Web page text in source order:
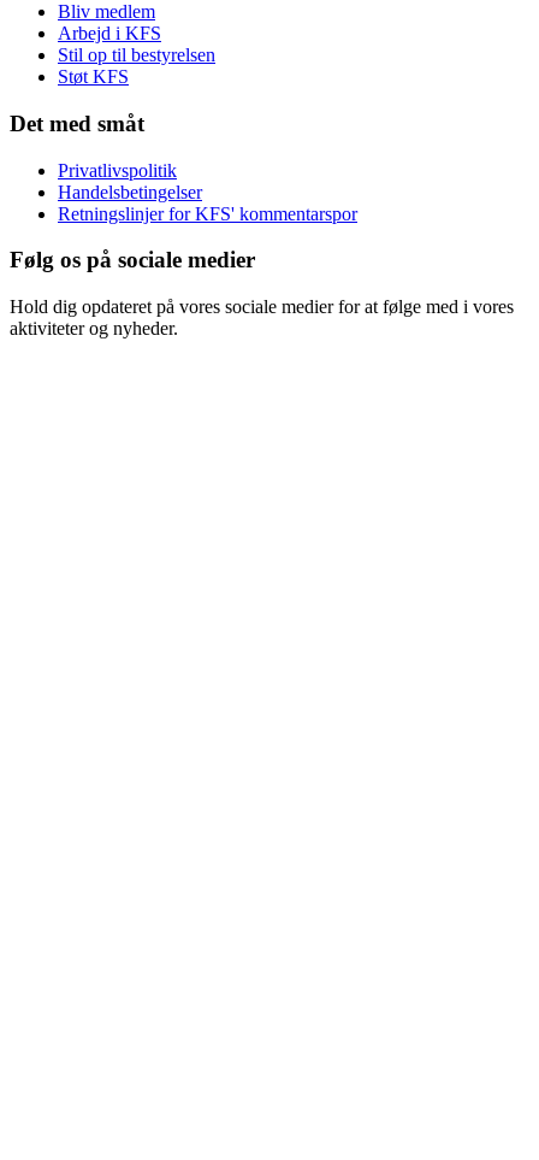
Bliv medlem
Arbejd i KFS
Stil op til bestyrelsen
Støt KFS
Det med småt
Privatlivspolitik
Handelsbetingelser
Retningslinjer for KFS' kommentarspor
Følg os på sociale medier
Hold dig opdateret på vores sociale medier for at følge med i vores
aktiviteter og nyheder.